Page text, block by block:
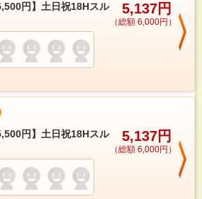
円】土日祝18Hスル
5,137円
（総額 6,000円）
円】土日祝18Hスル
5,137円
（総額 6,000円）